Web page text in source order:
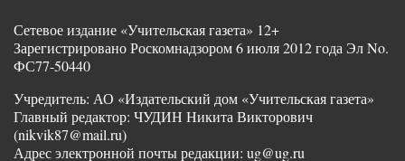
Сетевое издание «Учительская газета» 12+
Зарегистрировано Роскомнадзором 6 июля 2012 года Эл No.
ФС77-50440
Учредитель: АО «Издательский дом «Учительская газета»
Главный редактор: ЧУДИН Никита Викторович
(nikvik87@mail.ru)
Адрес электронной почты редакции: ug@ug.ru